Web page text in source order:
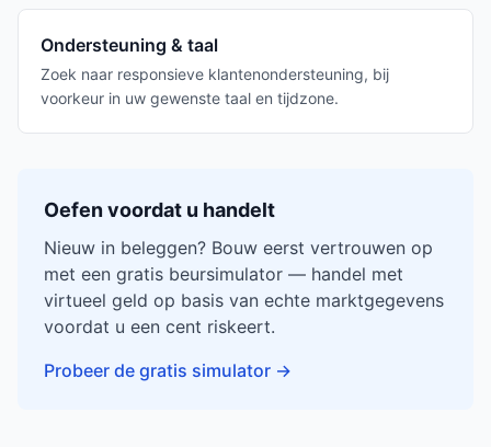
Ondersteuning & taal
Zoek naar responsieve klantenondersteuning, bij
voorkeur in uw gewenste taal en tijdzone.
Oefen voordat u handelt
Nieuw in beleggen? Bouw eerst vertrouwen op
met een gratis beursimulator — handel met
virtueel geld op basis van echte marktgegevens
voordat u een cent riskeert.
Probeer de gratis simulator →